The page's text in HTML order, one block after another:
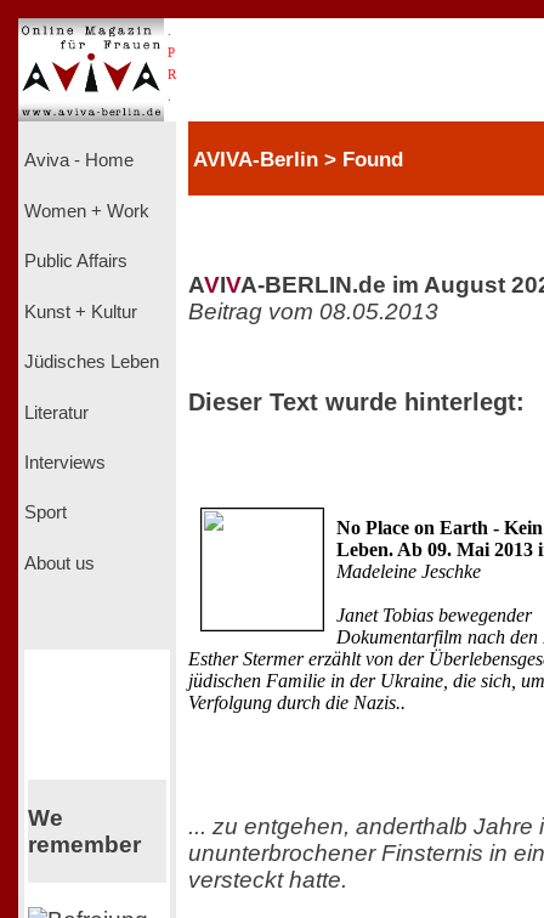
P
R
Aviva - Home
Women + Work
Public Affairs
Kunst + Kultur
Jüdisches Leben
Literatur
Interviews
Sport
About us
We
remember
AVIVA-Berlin > Found
AVIVA-BERLIN.de im August
Beitrag vom 08.05.2013
Dieser Text wurde hinterlegt:
No Place on Earth -
Leben. Ab 09. Mai 2013
Madeleine Jeschke
Janet Tobias bewegender
Dokumentarfilm nach den
Esther Stermer erzählt von der
jüdischen Familie in der Ukraine, die sich,
Verfolgung durch die Nazis..
... zu entgehen, anderthalb Jahre
ununterbrochener Finsternis in
versteckt hatte.